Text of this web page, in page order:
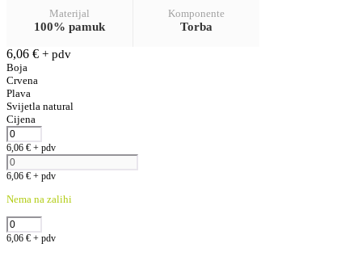
Materijal
100% pamuk
Komponente
Torba
6,06 € + pdv
Boja
Crvena
Plava
Svijetla natural
Cijena
6,06 € + pdv
6,06 € + pdv
Nema na zalihi
6,06 € + pdv